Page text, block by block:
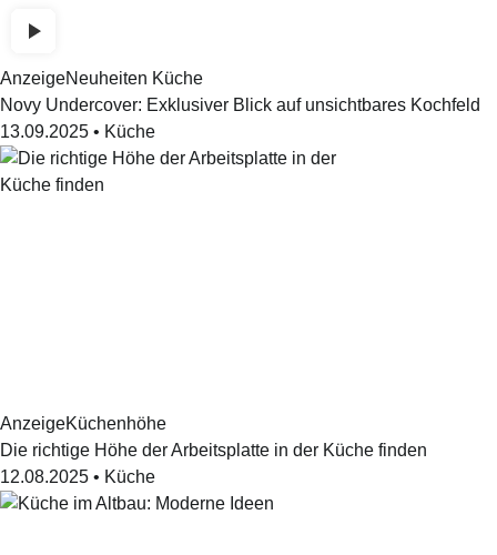
AnzeigeNeuheiten Küche
Novy Undercover: Exklusiver Blick auf unsichtbares Kochfeld
13.09.2025 • Küche
AnzeigeKüchenhöhe
Die richtige Höhe der Arbeitsplatte in der Küche finden
12.08.2025 • Küche